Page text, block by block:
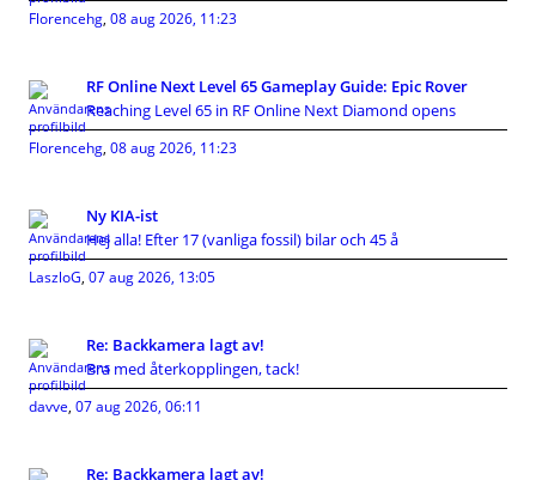
Florencehg, 08 aug 2026, 11:23
RF Online Next Level 65 Gameplay Guide: Epic Rover
Reaching Level 65 in RF Online Next Diamond opens
Florencehg, 08 aug 2026, 11:23
Ny KIA-ist
Hej alla! Efter 17 (vanliga fossil) bilar och 45 å
LaszloG, 07 aug 2026, 13:05
Re: Backkamera lagt av!
Bra med återkopplingen, tack!
davve, 07 aug 2026, 06:11
Re: Backkamera lagt av!